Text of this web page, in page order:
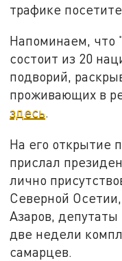
трафике
Напоминаем, что
состоит из 20
подворий,
проживающих в
здесь.
На его открытие
прислал
лично
Северной
Азаров,
две недели
самарцев.